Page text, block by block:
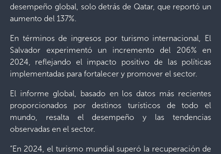
desempeño global, solo detrás de Qatar, que reportó un
aumento del 137%.
En términos de ingresos por turismo internacional, El
Salvador experimentó un incremento del 206% en
2024, reflejando el impacto positivo de las políticas
implementadas para fortalecer y promover el sector.
El informe global, basado en los datos más recientes
proporcionados por destinos turísticos de todo el
mundo, resalta el desempeño y las tendencias
observadas en el sector.
“En 2024, el turismo mundial superó la recuperación de